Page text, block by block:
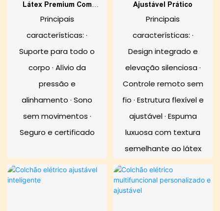
Látex Premium Com
Conforto.
Principais
características: ·
Suporte para todo o
corpo · Alívio da
pressão e
alinhamento · Sono
sem movimentos ·
Seguro e certificado
Ajustável Prático
Principais
características: ·
Design integrado e
elevação silenciosa ·
Controle remoto sem
fio · Estrutura flexível e
ajustável · Espuma
luxuosa com textura
semelhante ao látex